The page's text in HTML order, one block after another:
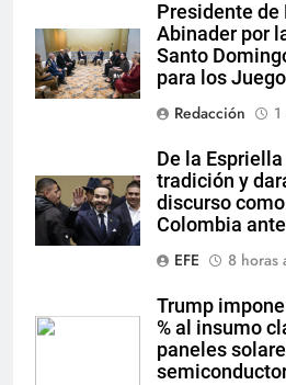
Presidente
Abinader por
Santo
para los
Redacción
De la
tradición y
discurso
Colombia
EFE
8 horas
Trump
% al insumo
paneles